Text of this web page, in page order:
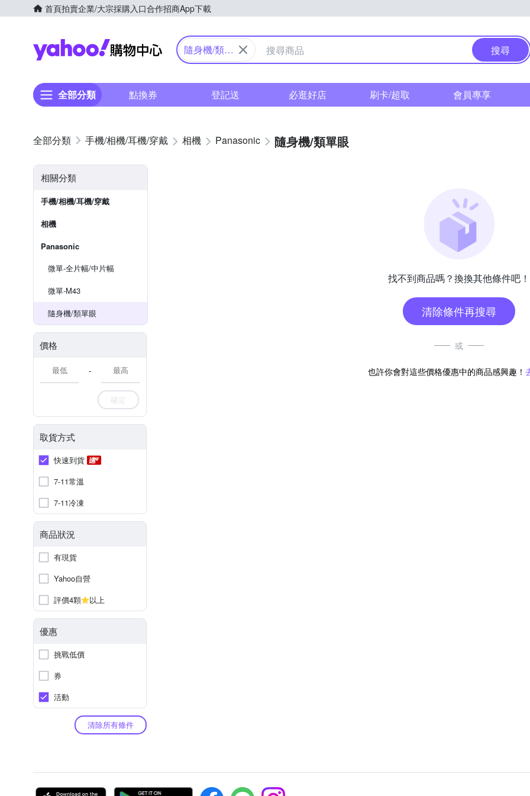
首頁拍賣企業/大宗採購入口合作招商App下載
Yahoo購物中心
隨身機/類單
搜尋
全部分類 點換券 登記送 必逛好店 刷卡/超取 會員專享
手機/相機/耳機/穿戴 相機 Panasonic 隨身機/類單眼
相關分類
手機/相機/耳機/穿戴
相機
Panasonic
微單-全片幅/中片幅
微單-M43
隨身機/類單眼
價格
-
確定
取貨方式
快速到貨
7-11常溫
7-11冷凍
商品狀況
有現貨
Yahoo自營
評價4顆
以上
優惠
挑戰低價
券
活動
清除所有條件
找不到商品嗎？換換其他條件吧！
清除條件再搜尋
或
也許你會對這些價格優惠中的商品感興趣！